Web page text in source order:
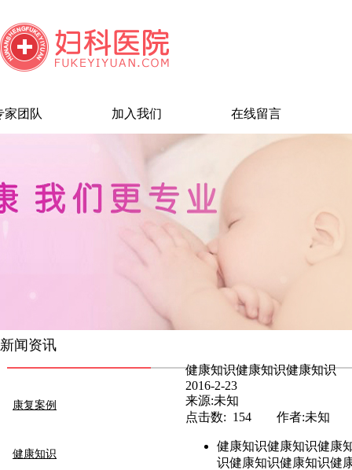
家团队 加入我们 在线留言
新闻资讯
康复案例
健康知识
健康知识健康知识健康知识
2016-2-23
来源:未知
点击数: 154 作者:未知
健康知识健康知识健康
识健康知识健康知识健